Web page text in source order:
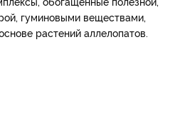
гуминовыми веществами,
растений аллелопатов.